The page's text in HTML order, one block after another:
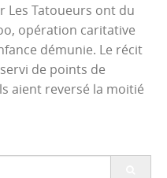
Les Tatoueurs ont du
opération caritative
démunie. Le récit
de points de
aient reversé la moitié